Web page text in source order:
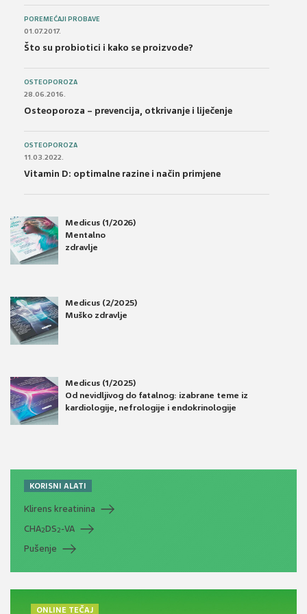
POREMEĆAJI PROBAVE
01.07.2017.
Što su probiotici i kako se proizvode?
OSTEOPOROZA
28.06.2016.
Osteoporoza – prevencija, otkrivanje i liječenje
OSTEOPOROZA
11.03.2022.
Vitamin D: optimalne razine i način primjene
Medicus (1/2026)
Mentalno
zdravlje
Medicus (2/2025)
Muško zdravlje
Medicus (1/2025)
Od nevidljivog do fatalnog: izabrane teme iz
kardiologije, nefrologije i endokrinologije
KORISNI ALATI
Klirens kreatinina
CHA2DS2-VA
Pušenje
ONLINE TEČAJ